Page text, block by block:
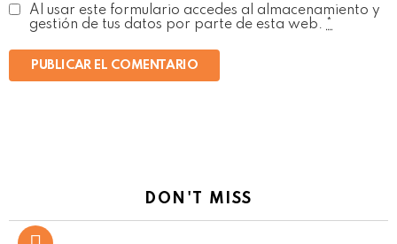
Al usar este formulario accedes al almacenamiento y
gestión de tus datos por parte de esta web.
DON'T MISS